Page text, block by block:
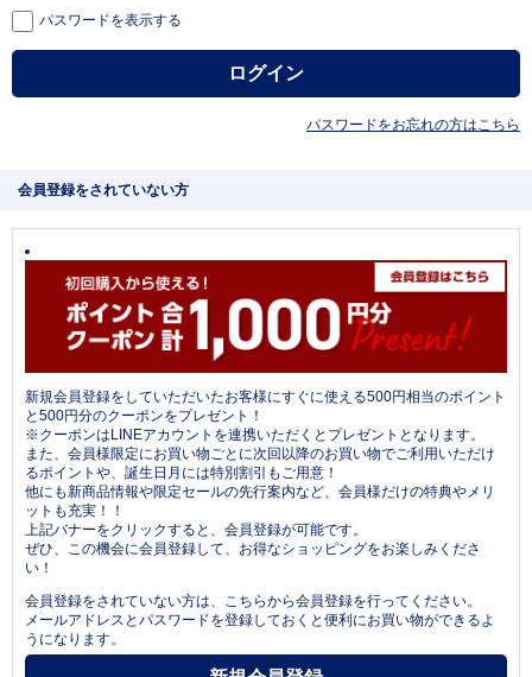
パスワードを表示する
パスワードをお忘れの方はこちら
会員登録をされていない方
新規会員登録をしていただいたお客様にすぐに使える500円相当のポイント
と500円分のクーポンをプレゼント！
※クーポンはLINEアカウントを連携いただくとプレゼントとなります。
また、会員様限定にお買い物ごとに次回以降のお買い物でご利用いただけ
るポイントや、誕生日月には特別割引もご用意！
他にも新商品情報や限定セールの先行案内など、会員様だけの特典やメリ
ットも充実！！
上記バナーをクリックすると、会員登録が可能です。
ぜひ、この機会に会員登録して、お得なショッピングをお楽しみくださ
い！
会員登録をされていない方は、こちらから会員登録を行ってください。
メールアドレスとパスワードを登録しておくと便利にお買い物ができるよ
うになります。